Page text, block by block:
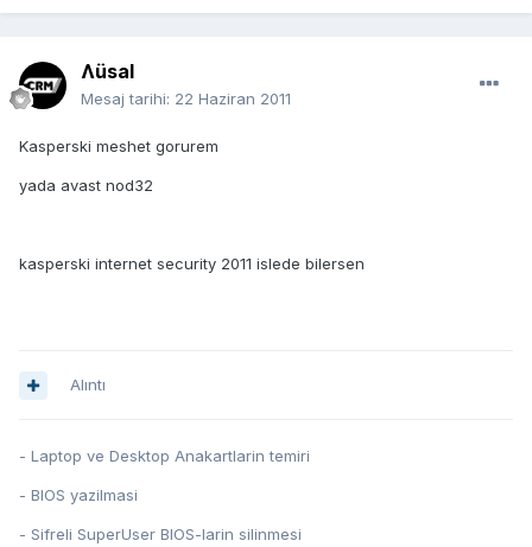
Ʌüsal
Mesaj tarihi: 22 Haziran 2011
Kasperski meshet gorurem
yada avast nod32
kasperski internet security 2011 islede bilersen
Alıntı
- Laptop ve Desktop Anakartlarin temiri
- BIOS yazilmasi
- Sifreli SuperUser BIOS-larin silinmesi